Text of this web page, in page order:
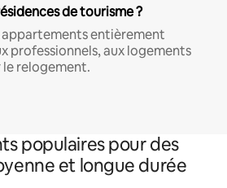
de tourisme ?
entièrement
professionnels, aux logements
relogement.
populaires pour des
et longue durée